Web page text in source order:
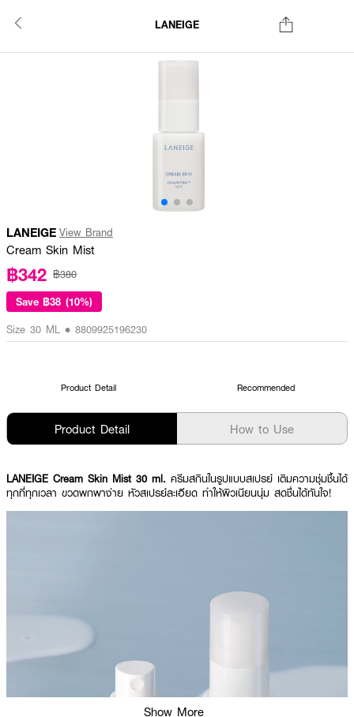
LANEIGE
LANEIGE View Brand
Cream Skin Mist
฿342 ฿380
Save ฿38 (10%)
Size 30 ML • 8809925196230
Product Detail Recommended
Product Detail How to Use
LANEIGE Cream Skin Mist 30 ml. ครีมสกินในรูปแบบสเปรย์ เติมความชุ่มชื้นได้
ทุกที่ทุกเวลา ขวดพกพาง่าย หัวสเปรย์ละเอียด ทำให้ผิวเนียนนุ่ม สดชื่นได้ทันใจ!
Show More